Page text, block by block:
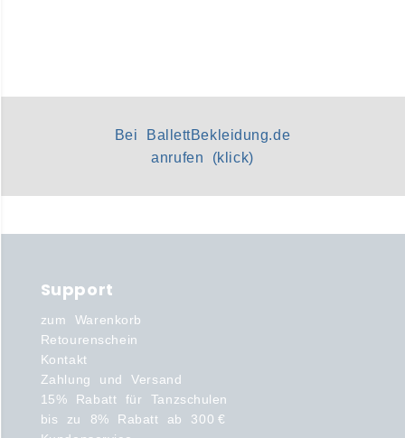
Bei BallettBekleidung.de
anrufen (klick)
Support
zum Warenkorb
Retourenschein
Kontakt
Zahlung und Versand
15% Rabatt für Tanzschulen
bis zu 8% Rabatt ab 300 €